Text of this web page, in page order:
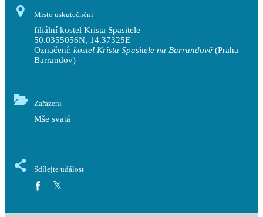
Místo uskutečnění
filiální kostel Krista Spasitele
50.0355056N, 14.37325E
Označení: kostel Krista Spasitele na Barrandově (Praha-
Barrandov)
Zařazení
Mše svatá
Sdílejte událost